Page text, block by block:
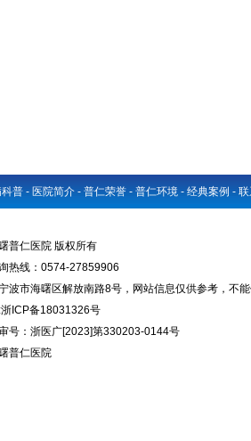
普 - 医院简介 - 普仁荣誉 - 普仁环境 - 经典案例 - 联
普仁医院 版权所有
热线：0574-27859906
波市海曙区解放南路8号，网站信息仅供参考，不
ICP备18031326号
号：浙医广[2023]第330203-0144号
普仁医院